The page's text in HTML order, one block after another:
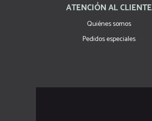
ATENCIÓN AL CLIENTE
Quiénes somos
Pedidos especiales